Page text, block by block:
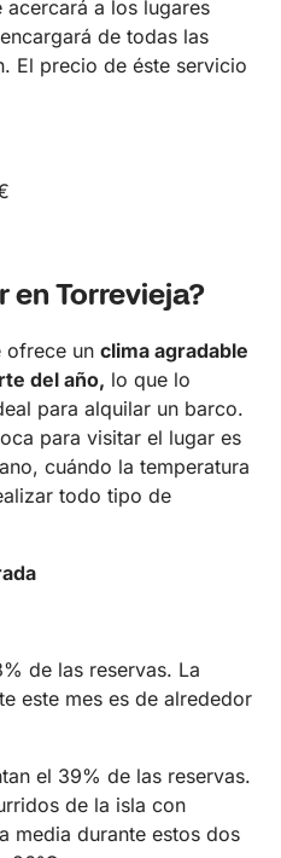
a los lugares
de todas las
El precio de éste servicio
en Torrevieja?
ofrece un clima agradable
del año, lo que lo
para alquilar un barco.
para visitar el lugar es
cuándo la temperatura
todo tipo de
de las reservas. La
este mes es de alrededor
el 39% de las reservas.
de la isla con
media durante estos dos